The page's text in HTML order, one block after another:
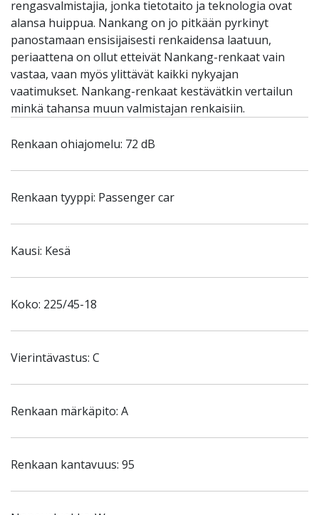
rengasvalmistajia, jonka tietotaito ja teknologia ovat
alansa huippua. Nankang on jo pitkään pyrkinyt
panostamaan ensisijaisesti renkaidensa laatuun,
periaattena on ollut etteivät Nankang-renkaat vain
vastaa, vaan myös ylittävät kaikki nykyajan
vaatimukset. Nankang-renkaat kestävätkin vertailun
minkä tahansa muun valmistajan renkaisiin.
Renkaan ohiajomelu: 72 dB
Renkaan tyyppi: Passenger car
Kausi: Kesä
Koko: 225/45-18
Vierintävastus: C
Renkaan märkäpito: A
Renkaan kantavuus: 95